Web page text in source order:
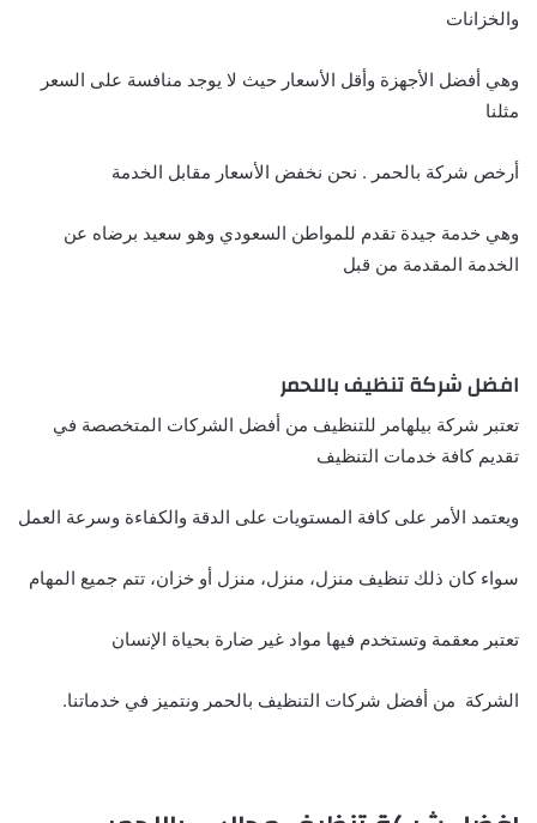
والخزانات
وهي أفضل الأجهزة وأقل الأسعار حيث لا يوجد منافسة على السعر
مثلنا
أرخص شركة بالحمر . نحن نخفض الأسعار مقابل الخدمة
وهي خدمة جيدة تقدم للمواطن السعودي وهو سعيد برضاه عن
الخدمة المقدمة من قبل
افضل شركة تنظيف باللحمر
تعتبر شركة بيلهامر للتنظيف من أفضل الشركات المتخصصة في
تقديم كافة خدمات التنظيف
ويعتمد الأمر على كافة المستويات على الدقة والكفاءة وسرعة العمل
سواء كان ذلك تنظيف منزل، منزل، منزل أو خزان، تتم جميع المهام
تعتبر معقمة وتستخدم فيها مواد غير ضارة بحياة الإنسان
الشركة من أفضل شركات التنظيف بالحمر ونتميز في خدماتنا.